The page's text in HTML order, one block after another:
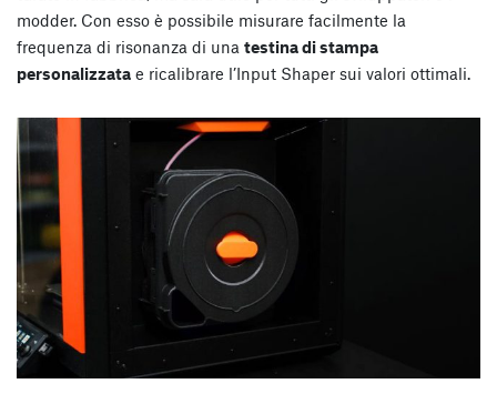
modder. Con esso è possibile misurare facilmente la
frequenza di risonanza di una testina di stampa
personalizzata e ricalibrare l’Input Shaper sui valori ottimali.